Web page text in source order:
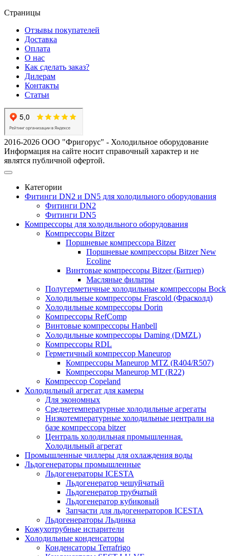
Страницы
Отзывы покупателей
Доставка
Оплата
О нас
Как сделать заказ?
Дилерам
Контакты
Статьи
2016-2026 ООО "Фригорус" - Холодильное оборудование
Информация на сайте носит справочный характер и не
являтся публичной офертой.
Категории
Фитинги DN2 и DN5 для холодильного оборудования
Фитинги DN2
Фитинги DN5
Компрессоры для холодильного оборудования
Компрессоры Bitzer
Поршневые компрессора Bitzer
Поршневые компрессоры Bitzer New
Ecoline
Винтовые компрессоры Bitzer (Битцер)
Масляные фильтры
Полугерметичные холодильные компрессоры Bock
Холодильные компрессоры Frascold (Фрасколд)
Холодильные компрессоры Dorin
Компрессоры RefComp
Винтовые компрессоры Hanbell
Холодильные компрессоры Daming (DMZL)
Компрессоры RDL
Герметичный компрессор Maneurop
Компрессоры Maneurop MTZ (R404/R507)
Компрессоры Maneurop MT (R22)
Компрессор Copeland
Холодильный агрегат для камеры
Для экономных
Среднетемпературные холодильные агрегаты
Низкотемпературные холодильные централи на
базе компрессора bitzer
Централь холодильная промышленная.
Холодильный агрегат
Промышленные чиллеры для охлаждения воды
Льдогенераторы промышленные
Льдогенераторы ICESTA
Льдогенератор чешуйчатый
Льдогенератор трубчатый
Льдогенератор кубиковый
Запчасти для льдогенераторов ICESTA
Льдогенераторы Льдинка
Кожухотрубные испарители
Холодильные конденсаторы
Конденсаторы Terrafrigo